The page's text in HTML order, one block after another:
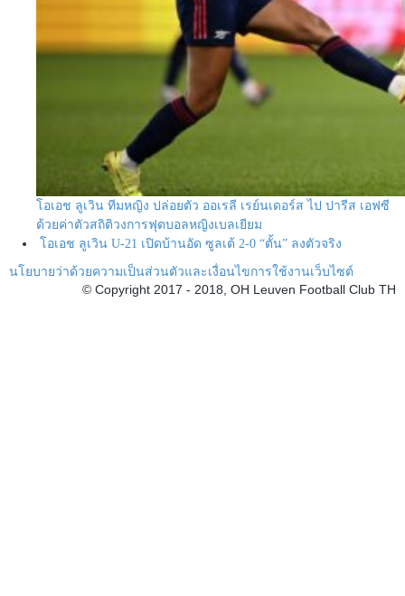
โอเอช ลูเวิน ทีมหญิง ปล่อยตัว ออเรลี เรย์นเดอร์ส ไป ปารีส เอฟซี
ด้วยค่าตัวสถิติวงการฟุตบอลหญิงเบลเยียม
โอเอช ลูเวิน U-21 เปิดบ้านอัด ซูลเต้ 2-0 “ตั้น” ลงตัวจริง
นโยบายว่าด้วยความเป็นส่วนตัวและเงื่อนไขการใช้งานเว็บไซต์
© Copyright 2017 - 2018, OH Leuven Football Club TH